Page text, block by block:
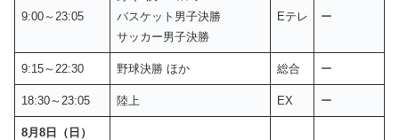
9:00～23:05
バスケット男子決勝
サッカー男子決勝
Eテレ ー
9:15～22:30 野球決勝 ほか 総合 ー
18:30～23:05 陸上 EX ー
8月8日（日）